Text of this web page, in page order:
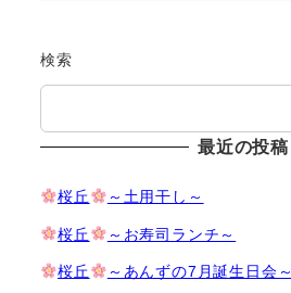
検索
最近の投稿
桜丘 ～土用干し～
桜丘 ～お寿司ランチ～
桜丘 ～あんずの7月誕生日会～